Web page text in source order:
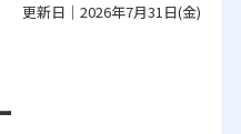
更新日｜2026年7月31日(金)